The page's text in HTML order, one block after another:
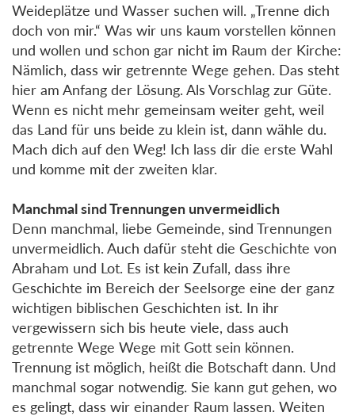
Weideplätze und Wasser suchen will. „Trenne dich
doch von mir.“ Was wir uns kaum vorstellen können
und wollen und schon gar nicht im Raum der Kirche:
Nämlich, dass wir getrennte Wege gehen. Das steht
hier am Anfang der Lösung. Als Vorschlag zur Güte.
Wenn es nicht mehr gemeinsam weiter geht, weil
das Land für uns beide zu klein ist, dann wähle du.
Mach dich auf den Weg! Ich lass dir die erste Wahl
und komme mit der zweiten klar.
Manchmal sind Trennungen unvermeidlich
Denn manchmal, liebe Gemeinde, sind Trennungen
unvermeidlich. Auch dafür steht die Geschichte von
Abraham und Lot. Es ist kein Zufall, dass ihre
Geschichte im Bereich der Seelsorge eine der ganz
wichtigen biblischen Geschichten ist. In ihr
vergewissern sich bis heute viele, dass auch
getrennte Wege Wege mit Gott sein können.
Trennung ist möglich, heißt die Botschaft dann. Und
manchmal sogar notwendig. Sie kann gut gehen, wo
es gelingt, dass wir einander Raum lassen. Weiten